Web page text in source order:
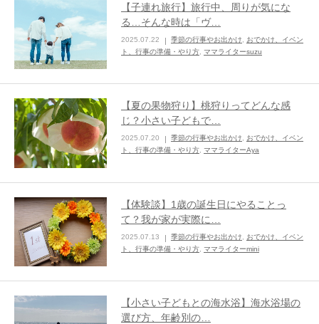
【子連れ旅行】旅行中、周りが気にな
る…そんな時は「ヴ…
2025.07.22 季節の行事やお出かけ
おでかけ、イベン
ト、行事の準備・やり方 ママライターsuzu
【夏の果物狩り】桃狩りってどんな感
じ？小さい子どもで…
2025.07.20 季節の行事やお出かけ
おでかけ、イベン
ト、行事の準備・やり方 ママライターAya
【体験談】1歳の誕生日にやることっ
て？我が家が実際に…
2025.07.13 季節の行事やお出かけ
おでかけ、イベン
ト、行事の準備・やり方 ママライターmini
【小さい子どもとの海水浴】海水浴場の
選び方、年齢別の…